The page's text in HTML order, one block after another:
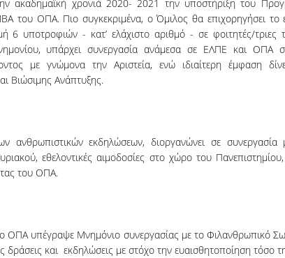
ακαδημαϊκή χρονιά 2020- 2021 την υποστήριξη του
του ΟΠΑ. Πιο συγκεκριμένα, ο Όμιλος θα επιχορηγήσει
6 υποτροφιών - κατ’ ελάχιστο αριθμό - σε φοιτητές/
υπάρχει συνεργασία ανάμεσα σε ΕΛΠΕ και ΟΠΑ
με γνώμονα την Αριστεία, ενώ ιδιαίτερη έμφαση
Βιώσιμης Ανάπτυξης.
ανθρωπιστικών εκδηλώσεων, διοργανώνει σε
εθελοντικές αιμοδοσίες στο χώρο του
του ΟΠΑ.
ΟΠΑ υπέγραψε Μνημόνιο συνεργασίας με το Φιλανθρωπικό
δράσεις και εκδηλώσεις με στόχο την ευαισθητοποίηση τόσο